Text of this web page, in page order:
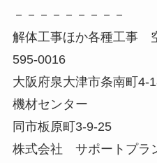
－－－－－－－－－
解体工事ほか各種工事
595-0016
大阪府泉大津市条南町4-
機材センター
同市板原町3-9-25
株式会社 サポートプラ